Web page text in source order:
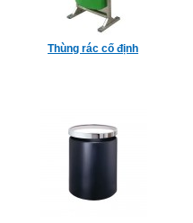
Thùng rác cố định